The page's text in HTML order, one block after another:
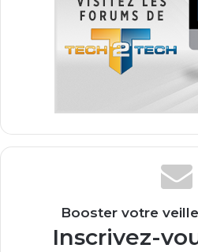
Booster votre
Inscrivez-